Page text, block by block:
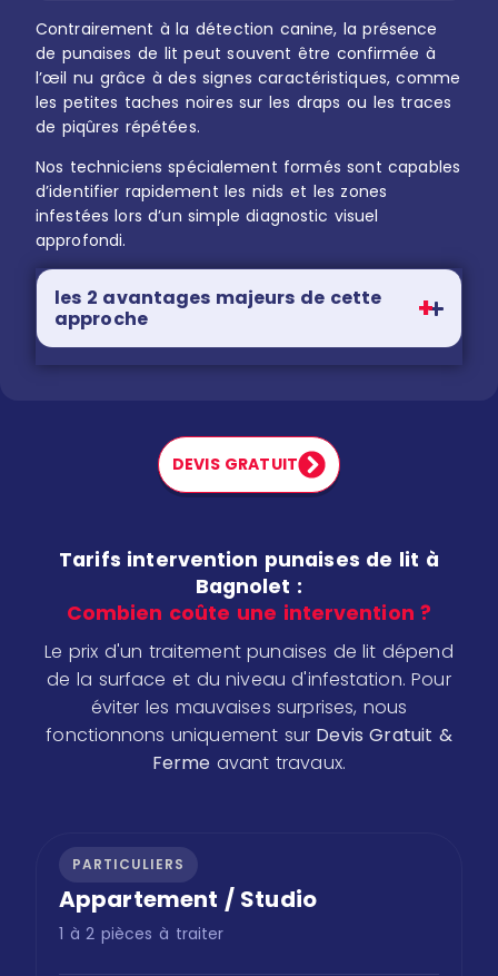
Contrairement à la détection canine, la présence
de punaises de lit peut souvent être confirmée à
l’œil nu grâce à des signes caractéristiques, comme
les petites taches noires sur les draps ou les traces
de piqûres répétées.
Nos techniciens spécialement formés sont capables
d’identifier rapidement les nids et les zones
infestées lors d’un simple diagnostic visuel
approfondi.
les 2 avantages majeurs de cette
approche
DEVIS GRATUIT
Tarifs intervention punaises de lit à
Bagnolet :
Combien coûte une intervention ?
Le prix d'un traitement punaises de lit dépend
de la surface et du niveau d'infestation. Pour
éviter les mauvaises surprises, nous
fonctionnons uniquement sur Devis Gratuit &
Ferme avant travaux.
PARTICULIERS
Appartement / Studio
1 à 2 pièces à traiter